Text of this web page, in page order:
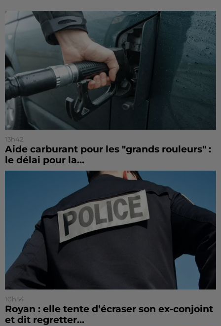
13h42
Aide carburant pour les "grands rouleurs" :
le délai pour la...
10h54
Royan : elle tente d’écraser son ex-conjoint
et dit regretter...